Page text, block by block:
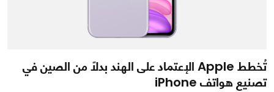
تُخطط Apple الإعتماد على الهند بدلاً من الصين في
تصنيع هواتف iPhone